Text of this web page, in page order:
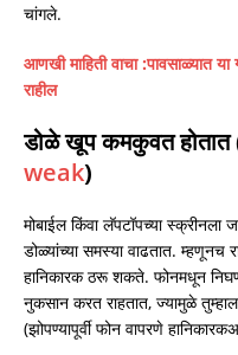
चांगले.
आणखी माहिती वाचा :पावसाळ्यात
राहील
डोळे खूप कमकुवत होतात
weak)
मोबाईल किंवा लॅपटॉपच्या
डोळ्यांच्या समस्या वाढतात. म्हणूनच
हानिकारक ठरू शकते. फोनमधून
नुकसान करत राहतात, ज्यामुळे
(झोपण्यापूर्वी फोन वापरणे